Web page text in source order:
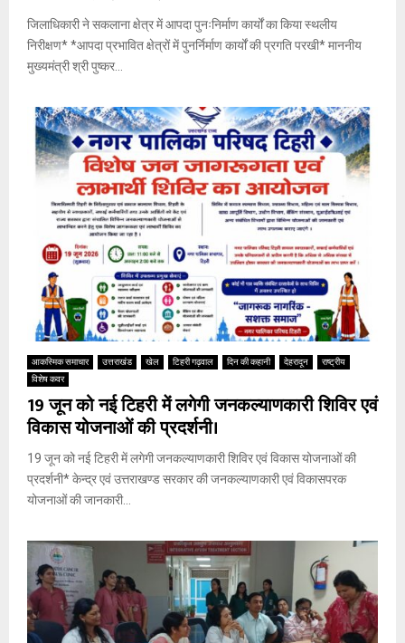
जिलाधिकारी ने सकलाना क्षेत्र में आपदा पुनःनिर्माण कार्यों का किया स्थलीय
निरीक्षण* *आपदा प्रभावित क्षेत्रों में पुनर्निर्माण कार्यों की प्रगति परखी* माननीय
मुख्यमंत्री श्री पुष्कर...
आकस्मिक समाचार उत्तराखंड खेल टिहरी गढ़वाल दिन की कहानी देहरादून
राष्ट्रीय
विशेष कवर
19 जून को नई टिहरी में लगेगी जनकल्याणकारी शिविर एवं
विकास योजनाओं की प्रदर्शनी।
19 जून को नई टिहरी में लगेगी जनकल्याणकारी शिविर एवं विकास योजनाओं की
प्रदर्शनी* केन्द्र एवं उत्तराखण्ड सरकार की जनकल्याणकारी एवं विकासपरक
योजनाओं की जानकारी...